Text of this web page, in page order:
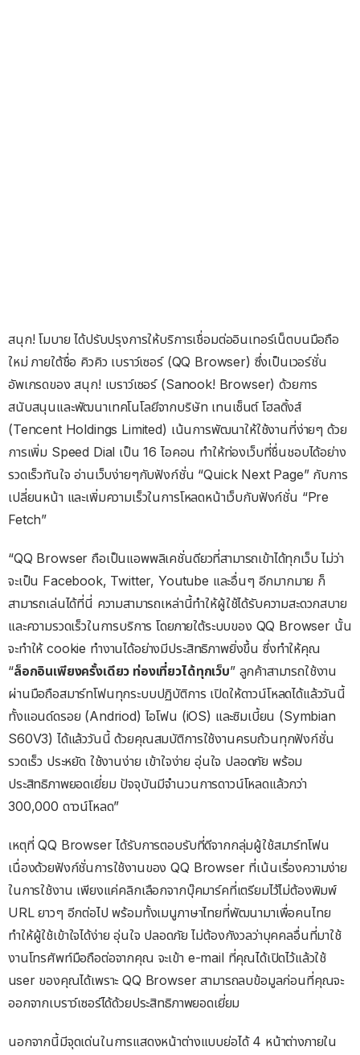
สนุก! โมบาย ได้ปรับปรุงการให้บริการเชื่อมต่ออินเทอร์เน็ตบนมือถือ
ใหม่ ภายใต้ชื่อ คิวคิว เบราว์เซอร์ (QQ Browser) ซึ่งเป็นเวอร์ชั่น
อัพเกรดของ สนุก! เบราว์เซอร์ (Sanook! Browser) ด้วยการ
สนับสนุนและพัฒนาเทคโนโลยีจากบริษัท เทนเซ็นต์ โฮลดิ้งส์
(Tencent Holdings Limited) เน้นการพัฒนาให้ใช้งานที่ง่ายๆ ด้วย
การเพิ่ม Speed Dial เป็น 16 ไอคอน ทำให้ท่องเว็บที่ชื่นชอบได้อย่าง
รวดเร็วทันใจ อ่านเว็บง่ายๆกับฟังก์ชั่น “Quick Next Page” กับการ
เปลี่ยนหน้า และเพิ่มความเร็วในการโหลดหน้าเว็บกับฟังก์ชั่น “Pre
Fetch”
“QQ Browser ถือเป็นแอพพลิเคชั่นดียวที่สามารถเข้าได้ทุกเว็บ ไม่ว่า
จะเป็น Facebook, Twitter, Youtube และอื่นๆ อีกมากมาย ก็
สามารถเล่นได้ที่นี่ ความสามารถเหล่านี้ทำให้ผู้ใช้ได้รับความสะดวกสบาย
และความรวดเร็วในการบริการ โดยภายใต้ระบบของ QQ Browser นั้น
จะทำให้ cookie ทำงานได้อย่างมีประสิทธิภาพยิ่งขึ้น ซึ่งทำให้คุณ
“ล็อกอินเพียงครั้งเดียว ท่องเที่ยวได้ทุกเว็บ” ลูกค้าสามารถใช้งาน
ผ่านมือถือสมาร์ทโฟนทุกระบบปฏิบัติการ เปิดให้ดาวน์โหลดได้แล้ววันนี้
ทั้งแอนด์ดรอย (Andriod) ไอโฟน (iOS) และซิมเบี้ยน (Symbian
S60V3) ได้แล้ววันนี้ ด้วยคุณสมบัติการใช้งานครบถ้วนทุกฟังก์ชั่น
รวดเร็ว ประหยัด ใช้งานง่าย เข้าใจง่าย อุ่นใจ ปลอดภัย พร้อม
ประสิทธิภาพยอดเยี่ยม ปัจจุบันมีจำนวนการดาวน์โหลดแล้วกว่า
300,000 ดาวน์โหลด”
เหตุที่ QQ Browser ได้รับการตอบรับที่ดีจากกลุ่มผู้ใช้สมาร์ทโฟน
เนื่องด้วยฟังก์ชั่นการใช้งานของ QQ Browser ที่เน้นเรื่องความง่าย
ในการใช้งาน เพียงแค่คลิกเลือกจากบุ๊คมาร์คที่เตรียมไว้ไม่ต้องพิมพ์
URL ยาวๆ อีกต่อไป พร้อมทั้งเมนูภาษาไทยที่พัฒนามาเพื่อคนไทย
ทำให้ผู้ใช้เข้าใจได้ง่าย อุ่นใจ ปลอดภัย ไม่ต้องกังวลว่าบุคคลอื่นที่มาใช้
งานโทรศัพท์มือถือต่อจากคุณ จะเข้า e-mail ที่คุณได้เปิดไว้แล้วใช้
user ของคุณได้เพราะ QQ Browser สามารถลบข้อมูลก่อนที่คุณจะ
ออกจากเบราว์เซอร์ได้ด้วยประสิทธิภาพยอดเยี่ยม
นอกจากนี้มีจุดเด่นในการแสดงหน้าต่างแบบย่อได้ 4 หน้าต่างภายใน